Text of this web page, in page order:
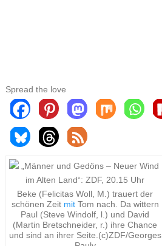
Spread the love
Beke (Felicitas Woll, M.) trauert der
schönen Zeit mitTom nach. Da wittern
Paul (Steve Windolf, l.) und David
(Martin Bretschneider, r.) ihre Chance
und sind an ihrer Seite.(c)ZDF/Georges